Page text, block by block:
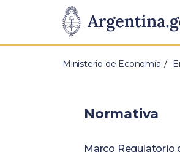
Presidencia
de
Pasar al contenido principal
Ministerio de Economía
Normativa
Marco Regulatorio